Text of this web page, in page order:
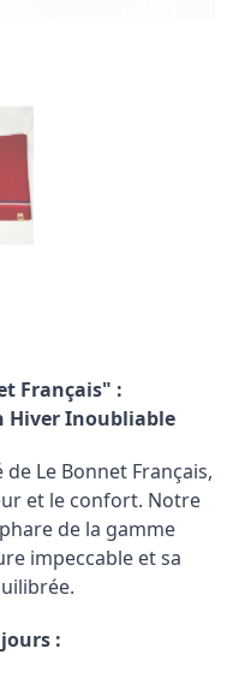
Français" :
Hiver Inoubliable
Le Bonnet Français,
et le confort. Notre
de la gamme
impeccable et sa
: